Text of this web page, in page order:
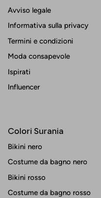
Avviso legale
Informativa sulla privacy
Termini e condizioni
Moda consapevole
Ispirati
Influencer
Colori Surania
Bikini nero
Costume da bagno nero
Bikini rosso
Costume da bagno rosso